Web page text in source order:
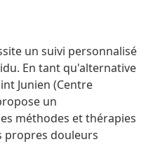
un suivi personnalisé
En tant qu'alternative
Junien (Centre
un
méthodes et thérapies
propres douleurs